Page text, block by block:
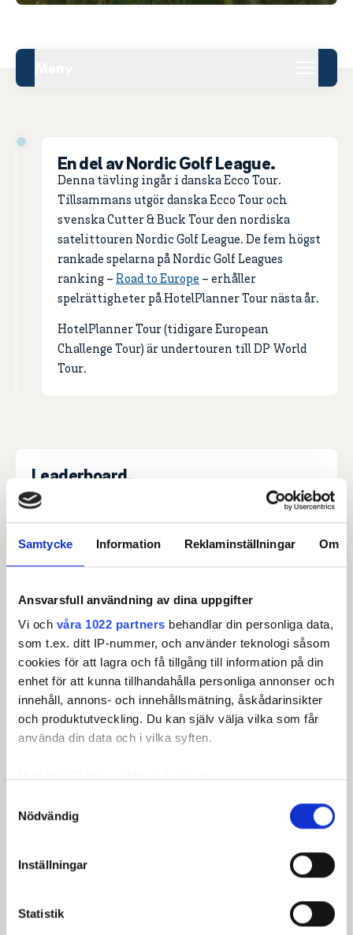
Samtycke Information Reklaminställningar Om
Ansvarsfull användning av dina uppgifter
Vi och våra 1022 partners behandlar din personliga data,
som t.ex. ditt IP-nummer, och använder teknologi såsom
cookies för att lagra och få tillgång till information på din
enhet för att kunna tillhandahålla personliga annonser och
innehåll, annons- och innehållsmätning, åskådarinsikter
och produktutveckling. Du kan själv välja vilka som får
använda din data och i vilka syften.
kan ha en noggrannhet på upp till flera meter
Ta reda på mer om hur dina personliga uppgifter
Du kan ändra eller dra tillbaka ditt samtycke när som
Nödvändig
Inställningar
Statistik
En del av Nordic Golf League.
Denna tävling ingår i danska Ecco Tour.
Tillsammans utgör danska Ecco Tour och
svenska Cutter & Buck Tour den nordiska
satelittouren Nordic Golf League. De fem högst
rankade spelarna på Nordic Golf Leagues
ranking – Road to Europe – erhåller
spelrättigheter på HotelPlanner Tour nästa år.
HotelPlanner Tour (tidigare European
Challenge Tour) är undertouren till DP World
Tour.
Leaderboard.
Pos Namn
1 HØST, August Thor -10
T4 10 HJELM, Rasmus -3
T4 29 TINNING, Totte (a) -3
Visa fler
Senast uppdaterad:10:55
Huvudpartner